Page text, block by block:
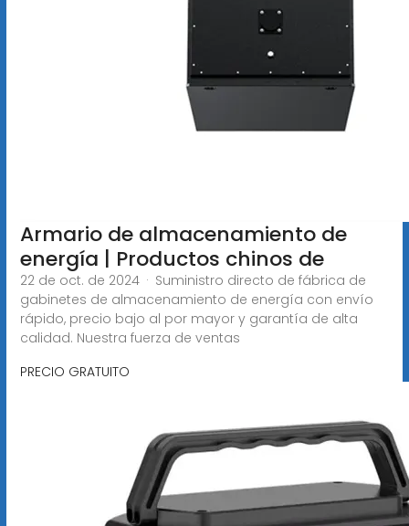
Armario de almacenamiento de
energía | Productos chinos de
22 de oct. de 2024 · Suministro directo de fábrica de
gabinetes de almacenamiento de energía con envío
rápido, precio bajo al por mayor y garantía de alta
calidad. Nuestra fuerza de ventas
PRECIO GRATUITO